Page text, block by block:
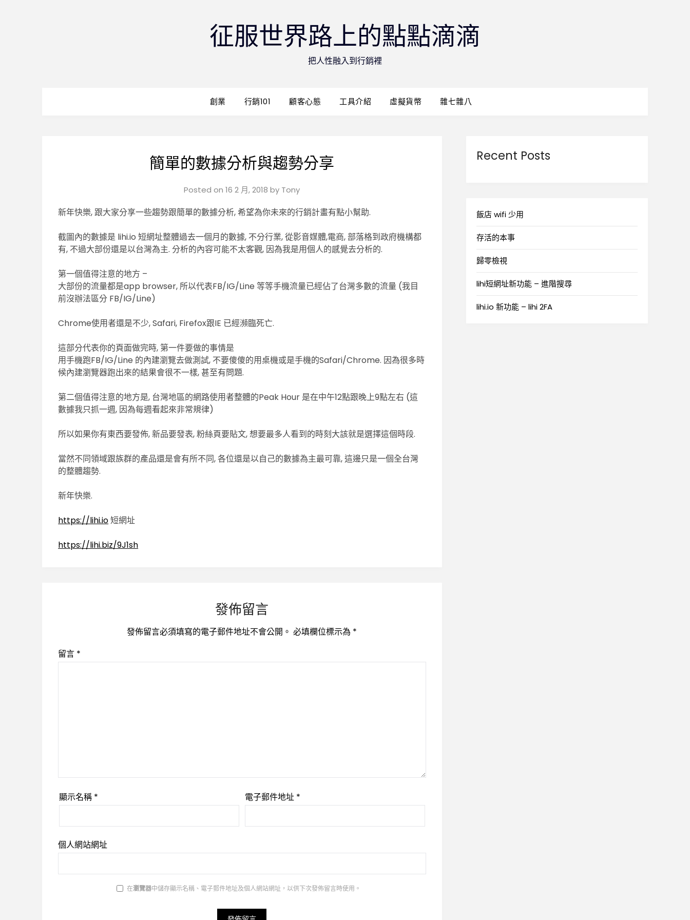
征服世界路上的點點滴滴
把人性融入到行銷裡
創業 行銷101 顧客心態 工具介紹 虛擬貨幣 雜七雜八
簡單的數據分析與趨勢分享
Posted on16 2 月, 2018 by Tony
新年快樂, 跟大家分享一些趨勢跟簡單的數據分析, 希望為你未來的行銷計畫有點小幫助.
截圖內的數據是 lihi.io 短網址整體過去一個月的數據, 不分行業, 從影音媒體,電商, 部落格到政府機構都
有, 不過大部份還是以台灣為主. 分析的內容可能不太客觀, 因為我是用個人的感覺去分析的.
第一個值得注意的地方 –
大部份的流量都是app browser, 所以代表FB/IG/Line 等等手機流量已經佔了台灣多數的流量 (我目
前沒辦法區分 FB/IG/Line)
Chrome使用者還是不少, Safari, Firefox跟IE 已經瀕臨死亡.
這部分代表你的頁面做完時, 第一件要做的事情是
用手機跑FB/IG/Line 的內建瀏覽去做測試, 不要傻傻的用桌機或是手機的Safari/Chrome. 因為很多時
候內建瀏覽器跑出來的結果會很不一樣, 甚至有問題.
第二個值得注意的地方是, 台灣地區的網路使用者整體的Peak Hour 是在中午12點跟晚上9點左右 (這
數據我只抓一週, 因為每週看起來非常規律)
所以如果你有東西要發佈, 新品要發表, 粉絲頁要貼文, 想要最多人看到的時刻大該就是選擇這個時段.
當然不同領域跟族群的產品還是會有所不同, 各位還是以自己的數據為主最可靠, 這邊只是一個全台灣
的整體趨勢.
新年快樂.
https://lihi.io短網址
https://lihi.biz/9J1sh
發佈留言
發佈留言必須填寫的電子郵件地址不會公開。 必填欄位標示為 *
留言 *
顯示名稱 * 電子郵件地址 *
個人網站網址
在瀏覽器中儲存顯示名稱、電子郵件地址及個人網站網址，以供下次發佈留言時使用。
Recent Posts
飯店 wifi 少用
存活的本事
歸零檢視
lihi短網址新功能 – 進階搜尋
lihi.io 新功能 – lihi 2FA